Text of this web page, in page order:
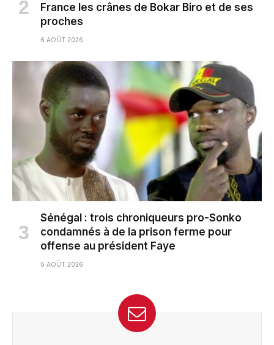
France les crânes de Bokar Biro et de ses
proches
6 AOÛT 2026
Sénégal : trois chroniqueurs pro-Sonko
condamnés à de la prison ferme pour
offense au président Faye
6 AOÛT 2026